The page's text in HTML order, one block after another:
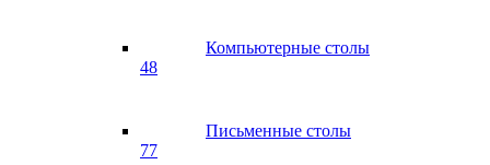
Компьютерные столы
48
Письменные столы
77